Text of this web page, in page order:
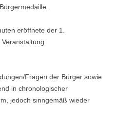
eröffnete der 1.
Fragen der Bürger sowie
in chronologischer
jedoch sinngemäß wieder